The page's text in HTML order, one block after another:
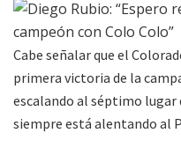
Cabe señalar que el
primera victoria de la
escalando al séptimo lugar
siempre está alentando al